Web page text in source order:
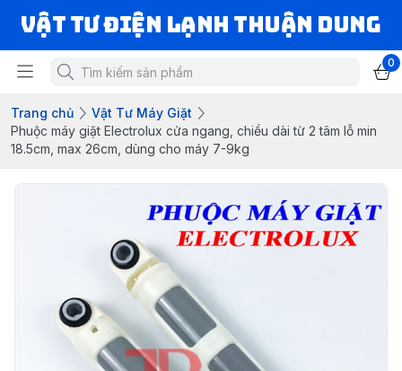
VẬT TƯ ĐIỆN LẠNH THUẬN DUNG
0
Trang chủ
Vật Tư Máy Giặt
Phuộc máy giặt Electrolux cửa ngang, chiều dài từ 2 tâm lỗ min
18.5cm, max 26cm, dùng cho máy 7-9kg